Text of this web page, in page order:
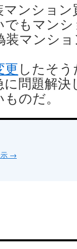
ンショ
もマン
装マンシ
更したそ
問題解
のだ。
→